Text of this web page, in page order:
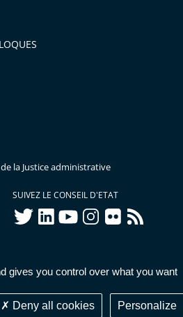
gives you control over what you want
Deny all cookies Personalize
la Justice administrative
SUIVEZ LE CONSEIL D'ETAT
twitterlinkedInyoutubeinstagram
flickr rss
Mentions légales
Données
administratives-Accessibilité :